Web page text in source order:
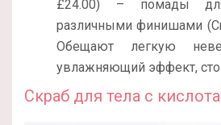
£24.00) – помады
различными финишами
Обещают легкую
увлажняющий эффект,
Скраб для тела с